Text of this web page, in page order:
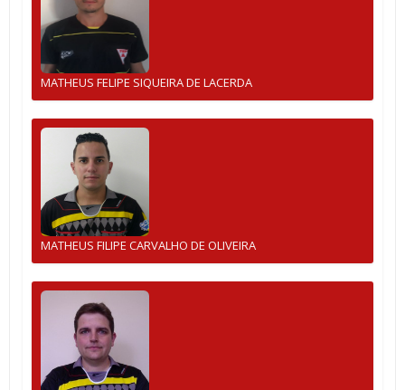
MATHEUS FELIPE SIQUEIRA DE LACERDA
MATHEUS FILIPE CARVALHO DE OLIVEIRA